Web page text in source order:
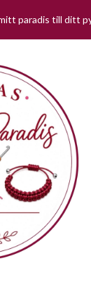
paradis till ditt